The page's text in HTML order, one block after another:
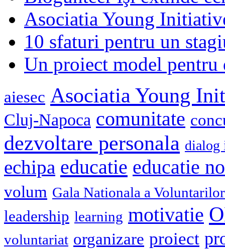
Asociatia Young
10 sfaturi pentru un
Un proiect model
aiesec Asociatia Young
Cluj-Napoca comunitate
dezvoltare personala dialog
echipa educatie educatie
volum Gala Nationala a Voluntarilor
leadership learning motivatie
voluntariat organizare proiect